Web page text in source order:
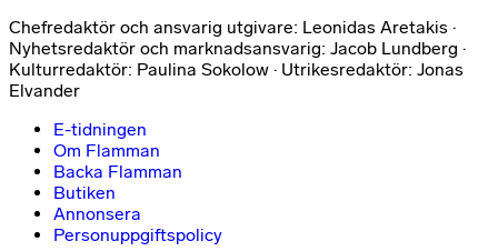
Chefredaktör och ansvarig utgivare: Leonidas Aretakis ·
Nyhetsredaktör och marknadsansvarig: Jacob Lundberg ·
Kulturredaktör: Paulina Sokolow · Utrikesredaktör: Jonas
Elvander
E-tidningen
Om Flamman
Backa Flamman
Butiken
Annonsera
Personuppgiftspolicy